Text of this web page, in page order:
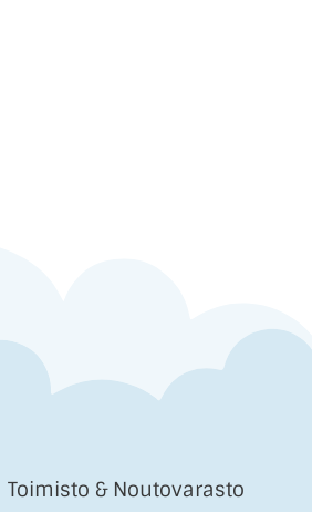
Toimisto & Noutovarasto